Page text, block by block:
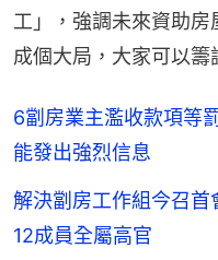
工」，強調未來資助房
成個大局，大家可以籌
6劏房業主濫收款項
能發出強烈信息
解決劏房工作組今召
12成員全屬高官